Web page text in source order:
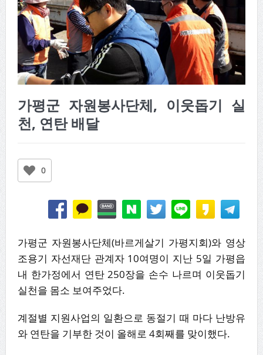
가평군 자원봉사단체, 이웃돕기 실
천, 연탄 배달
0
가평군 자원봉사단체(바르게살기 가평지회)와 영상
조용기 자선재단 관계자 10여명이 지난 5일 가평읍
내 한가정에서 연탄 250장을 손수 나르며 이웃돕기
실천을 몸소 보여주었다.
계절별 지원사업의 일환으로 동절기 때 마다 난방유
와 연탄을 기부한 것이 올해로 4회째를 맞이했다.